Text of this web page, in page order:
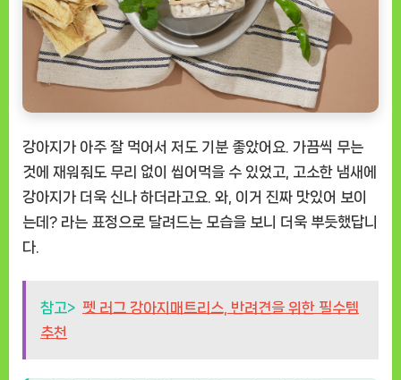
강아지가 아주 잘 먹어서 저도 기분 좋았어요. 가끔씩 무는
것에 재워줘도 무리 없이 씹어먹을 수 있었고, 고소한 냄새에
강아지가 더욱 신나 하더라고요. 와, 이거 진짜 맛있어 보이
는데? 라는 표정으로 달려드는 모습을 보니 더욱 뿌듯했답니
다.
참고> 펫 러그 강아지매트리스, 반려견을 위한 필수템
추천